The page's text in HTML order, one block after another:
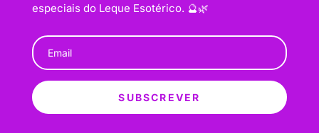
especiais do Leque Esotérico. 🔮🌿
SUBSCREVER